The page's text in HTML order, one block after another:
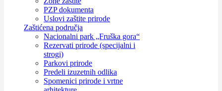
PZP dokumenta
Uslovi zaštite prirode
Zaštićena područja
Nacionalni park „Fruška gora“
Rezervati prirode (specijalni i
strogi)
Parkovi prirode
Predeli izuzetnih odlika
Spomenici prirode i vrtne